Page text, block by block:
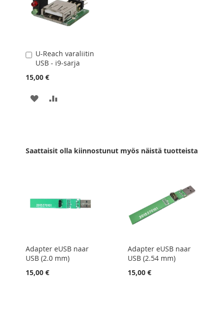
U-Reach varaliitin
USB - i9-sarja
15,00 €
Lisää
ostoskoriin
LISÄÄ
Saattaisit olla kiinnostunut myös näistä tuotteista
Adapter eUSB naar
USB (2.0 mm)
15,00 €
Adapter eUSB naar
USB (2.54 mm)
15,00 €